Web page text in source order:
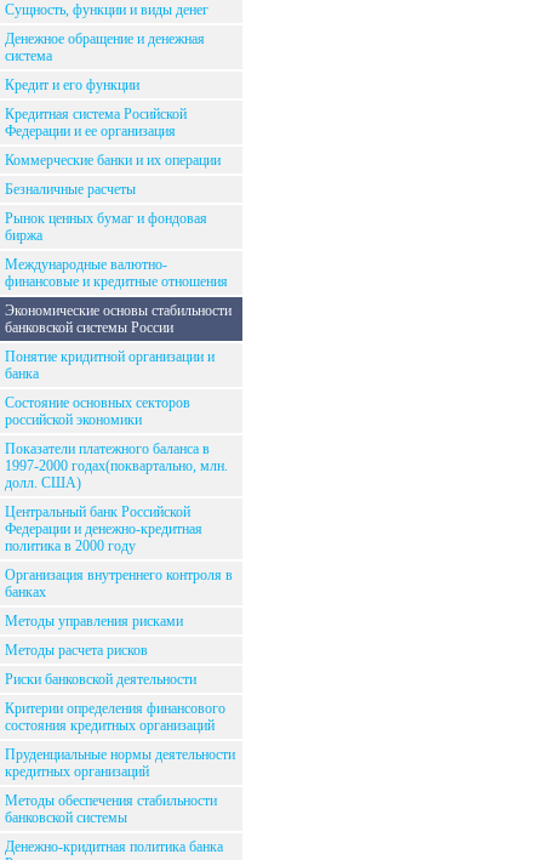
Сущность, функции и виды денег
Денежное обращение и денежная
система
Кредит и его функции
Кредитная система Росийской
Федерации и ее организация
Коммерческие банки и их операции
Безналичные расчеты
Рынок ценных бумаг и фондовая
биржа
Международные валютно-
финансовые и кредитные отношения
Экономические основы стабильности
банковской системы России
Понятие кридитной организации и
банка
Состояние основных секторов
российской экономики
Показатели платежного баланса в
1997-2000 годах(поквартально, млн.
долл. США)
Центральный банк Российской
Федерации и денежно-кредитная
политика в 2000 году
Организация внутреннего контроля в
банках
Методы управления рисками
Методы расчета рисков
Риски банковской деятельности
Критерии определения финансового
состояния кредитных организаций
Пруденциальные нормы деятельности
кредитных организаций
Методы обеспечения стабильности
банковской системы
Денежно-кридитная политика банка